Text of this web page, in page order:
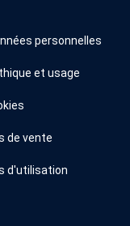
personnelles
et usage
de vente
d'utilisation